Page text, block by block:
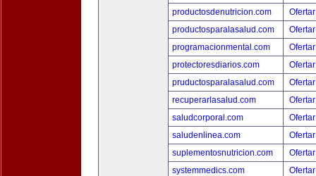
productosdenutricion.com
productosparalasalud.com
programacionmental.com
protectoresdiarios.com
pruductosparalasalud.com
recuperarlasalud.com
saludcorporal.com
saludenlinea.com
suplementosnutricion.com
systemmedics.com